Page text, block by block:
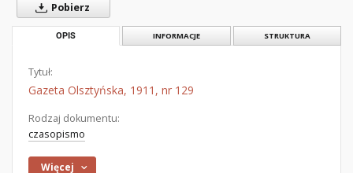
Pobierz
OPIS INFORMACJE STRUKTURA
Tytuł:
Gazeta Olsztyńska, 1911, nr 129
Rodzaj dokumentu:
czasopismo
Więcej